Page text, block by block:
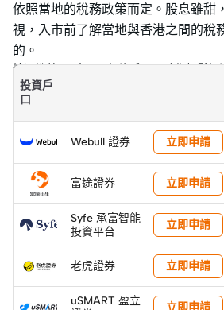
依照當地的稅務政策而定。股息雖甜
視，入市前了解當地與香港之間的稅
的。
精選推薦：9大股票投資戶口，助你輕鬆投
投資戶
口
Webull 證券 立即申請
富途證券 立即申請
Syfe 承富智能
投資平台
立即申請
老虎證券 立即申請
uSMART 盈立
立即申請